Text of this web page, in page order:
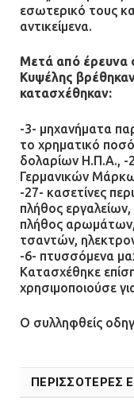
Α.Τ.
Ο
εσωτερικό τους
αντικείμενα.
Μετά από έρευνα
Κυψέλης
κατασχέθηκαν:
-3- μηχανήματα
το χρηματικό
δολαρίων Η.Π.Α., -
Γερμανικών
-27- κασετίνες
πλήθος εργαλείων,
πλήθος αρωμάτων,
τσαντών,
-6- πτυσσόμενα
Κατασχέθηκε
χρησιμοποιούσε
Ο συλληφθείς
ΠΕΡΙΣΣΟΤΕΡΕΣ